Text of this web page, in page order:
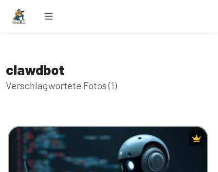
clawdbot
Verschlagwortete Fotos (1)